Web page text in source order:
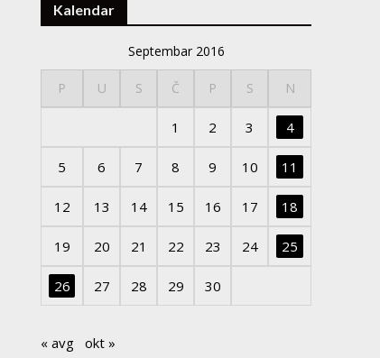
Kalendar
Septembar 2016
P U S Č P S N
1 2 3 4
5 6 7 8 9 10 11
12 13 14 15 16 17 18
19 20 21 22 23 24 25
26 27 28 29 30
« avg okt »